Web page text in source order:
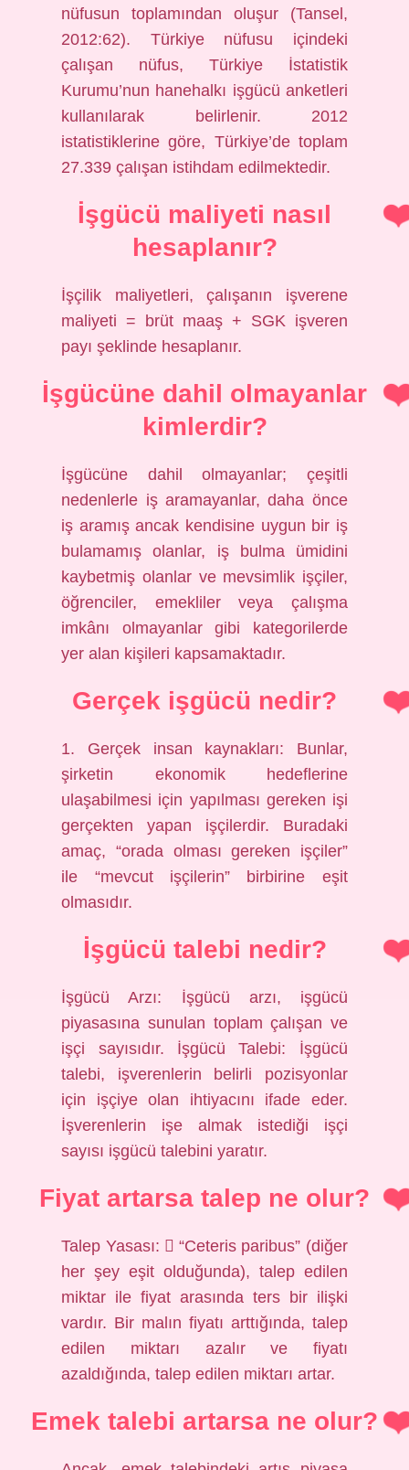
nüfusun toplamından oluşur (Tansel,
2012:62). Türkiye nüfusu içindeki
çalışan nüfus, Türkiye İstatistik
Kurumu’nun hanehalkı işgücü anketleri
kullanılarak belirlenir. 2012
istatistiklerine göre, Türkiye’de toplam
27.339 çalışan istihdam edilmektedir.
İşgücü maliyeti nasıl
hesaplanır?
İşçilik maliyetleri, çalışanın işverene
maliyeti = brüt maaş + SGK işveren
payı şeklinde hesaplanır.
İşgücüne dahil olmayanlar
kimlerdir?
İşgücüne dahil olmayanlar; çeşitli
nedenlerle iş aramayanlar, daha önce
iş aramış ancak kendisine uygun bir iş
bulamamış olanlar, iş bulma ümidini
kaybetmiş olanlar ve mevsimlik işçiler,
öğrenciler, emekliler veya çalışma
imkânı olmayanlar gibi kategorilerde
yer alan kişileri kapsamaktadır.
Gerçek işgücü nedir?
1. Gerçek insan kaynakları: Bunlar,
şirketin ekonomik hedeflerine
ulaşabilmesi için yapılması gereken işi
gerçekten yapan işçilerdir. Buradaki
amaç, “orada olması gereken işçiler”
ile “mevcut işçilerin” birbirine eşit
olmasıdır.
İşgücü talebi nedir?
İşgücü Arzı: İşgücü arzı, işgücü
piyasasına sunulan toplam çalışan ve
işçi sayısıdır. İşgücü Talebi: İşgücü
talebi, işverenlerin belirli pozisyonlar
için işçiye olan ihtiyacını ifade eder.
İşverenlerin işe almak istediği işçi
sayısı işgücü talebini yaratır.
Fiyat artarsa talep ne olur?
Talep Yasası:  “Ceteris paribus” (diğer
her şey eşit olduğunda), talep edilen
miktar ile fiyat arasında ters bir ilişki
vardır. Bir malın fiyatı arttığında, talep
edilen miktarı azalır ve fiyatı
azaldığında, talep edilen miktarı artar.
Emek talebi artarsa ne olur?